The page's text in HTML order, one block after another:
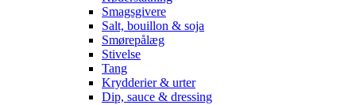
Smagsgivere
Salt, bouillon & soja
Smørepålæg
Stivelse
Tang
Krydderier & urter
Dip, sauce & dressing